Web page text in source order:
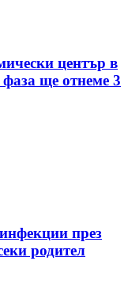
център в
ще отнеме 3
през
родител